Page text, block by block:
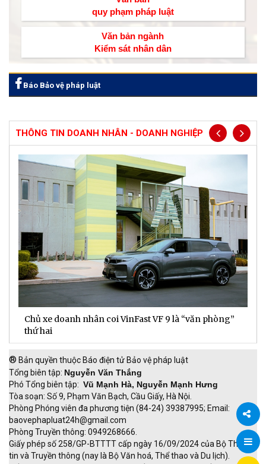
Chia
quy phạm pháp luật
Văn bản ngành
Kiểm sát nhân dân
Báo Bảo vệ pháp luật
THÔNG TIN DOANH NHÂN - DOANH NGHIỆP
Chủ xe doanh nhân coi VinFast VF 9 là “văn phòng”
thứ hai
® Bản quyền thuộc Báo điện tử Bảo vệ pháp luật
Tổng biên tập: Nguyễn Văn Thắng
Phó Tổng biên tập: Vũ Mạnh Hà, Nguyễn Mạnh Hưng
Tòa soạn: Số 9, Phạm Văn Bạch, Cầu Giấy, Hà Nội.
Phòng Phóng viên đa phương tiện (84-24) 39387995; Email:
baovephapluat24h@gmail.com
Phòng Truyền thông: 0949268666.
Giấy phép số 258/GP-BTTTT cấp ngày 16/09/2024 của Bộ Thông
tin và Truyền thông (nay là Bộ Văn hoá, Thể thao và Du lịch).